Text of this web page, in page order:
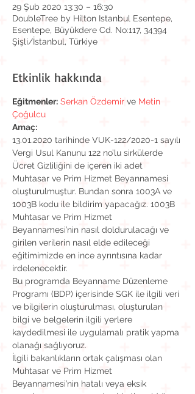
29 Şub 2020 13:30 – 16:30
DoubleTree by Hilton Istanbul Esentepe,
Esentepe, Büyükdere Cd. No:117, 34394
Şişli/İstanbul, Türkiye
Etkinlik hakkında
Eğitmenler: Serkan Özdemir ve Metin
Çoğulcu
Amaç:
13.01.2020 tarihinde VUK-122/2020-1 sayılı
Vergi Usul Kanunu 122 no’lu sirkülerde
Ücret Gizliliğini de içeren iki adet
Muhtasar ve Prim Hizmet Beyannamesi
oluşturulmuştur. Bundan sonra 1003A ve
1003B kodu ile bildirim yapacağız. 1003B
Muhtasar ve Prim Hizmet
Beyannamesi’nin nasıl doldurulacağı ve
girilen verilerin nasıl elde edileceği
eğitimimizde en ince ayrıntısına kadar
irdelenecektir.
Bu programda Beyanname Düzenleme
Programı (BDP) içerisinde SGK ile ilgili veri
ve bilgilerin oluşturulması, oluşturulan
bilgi ve belgelerin ilgili yerlere
kaydedilmesi ile uygulamalı pratik yapma
olanağı sağlıyoruz.
İlgili bakanlıkların ortak çalışması olan
Muhtasar ve Prim Hizmet
Beyannamesi’nin hatalı veya eksik